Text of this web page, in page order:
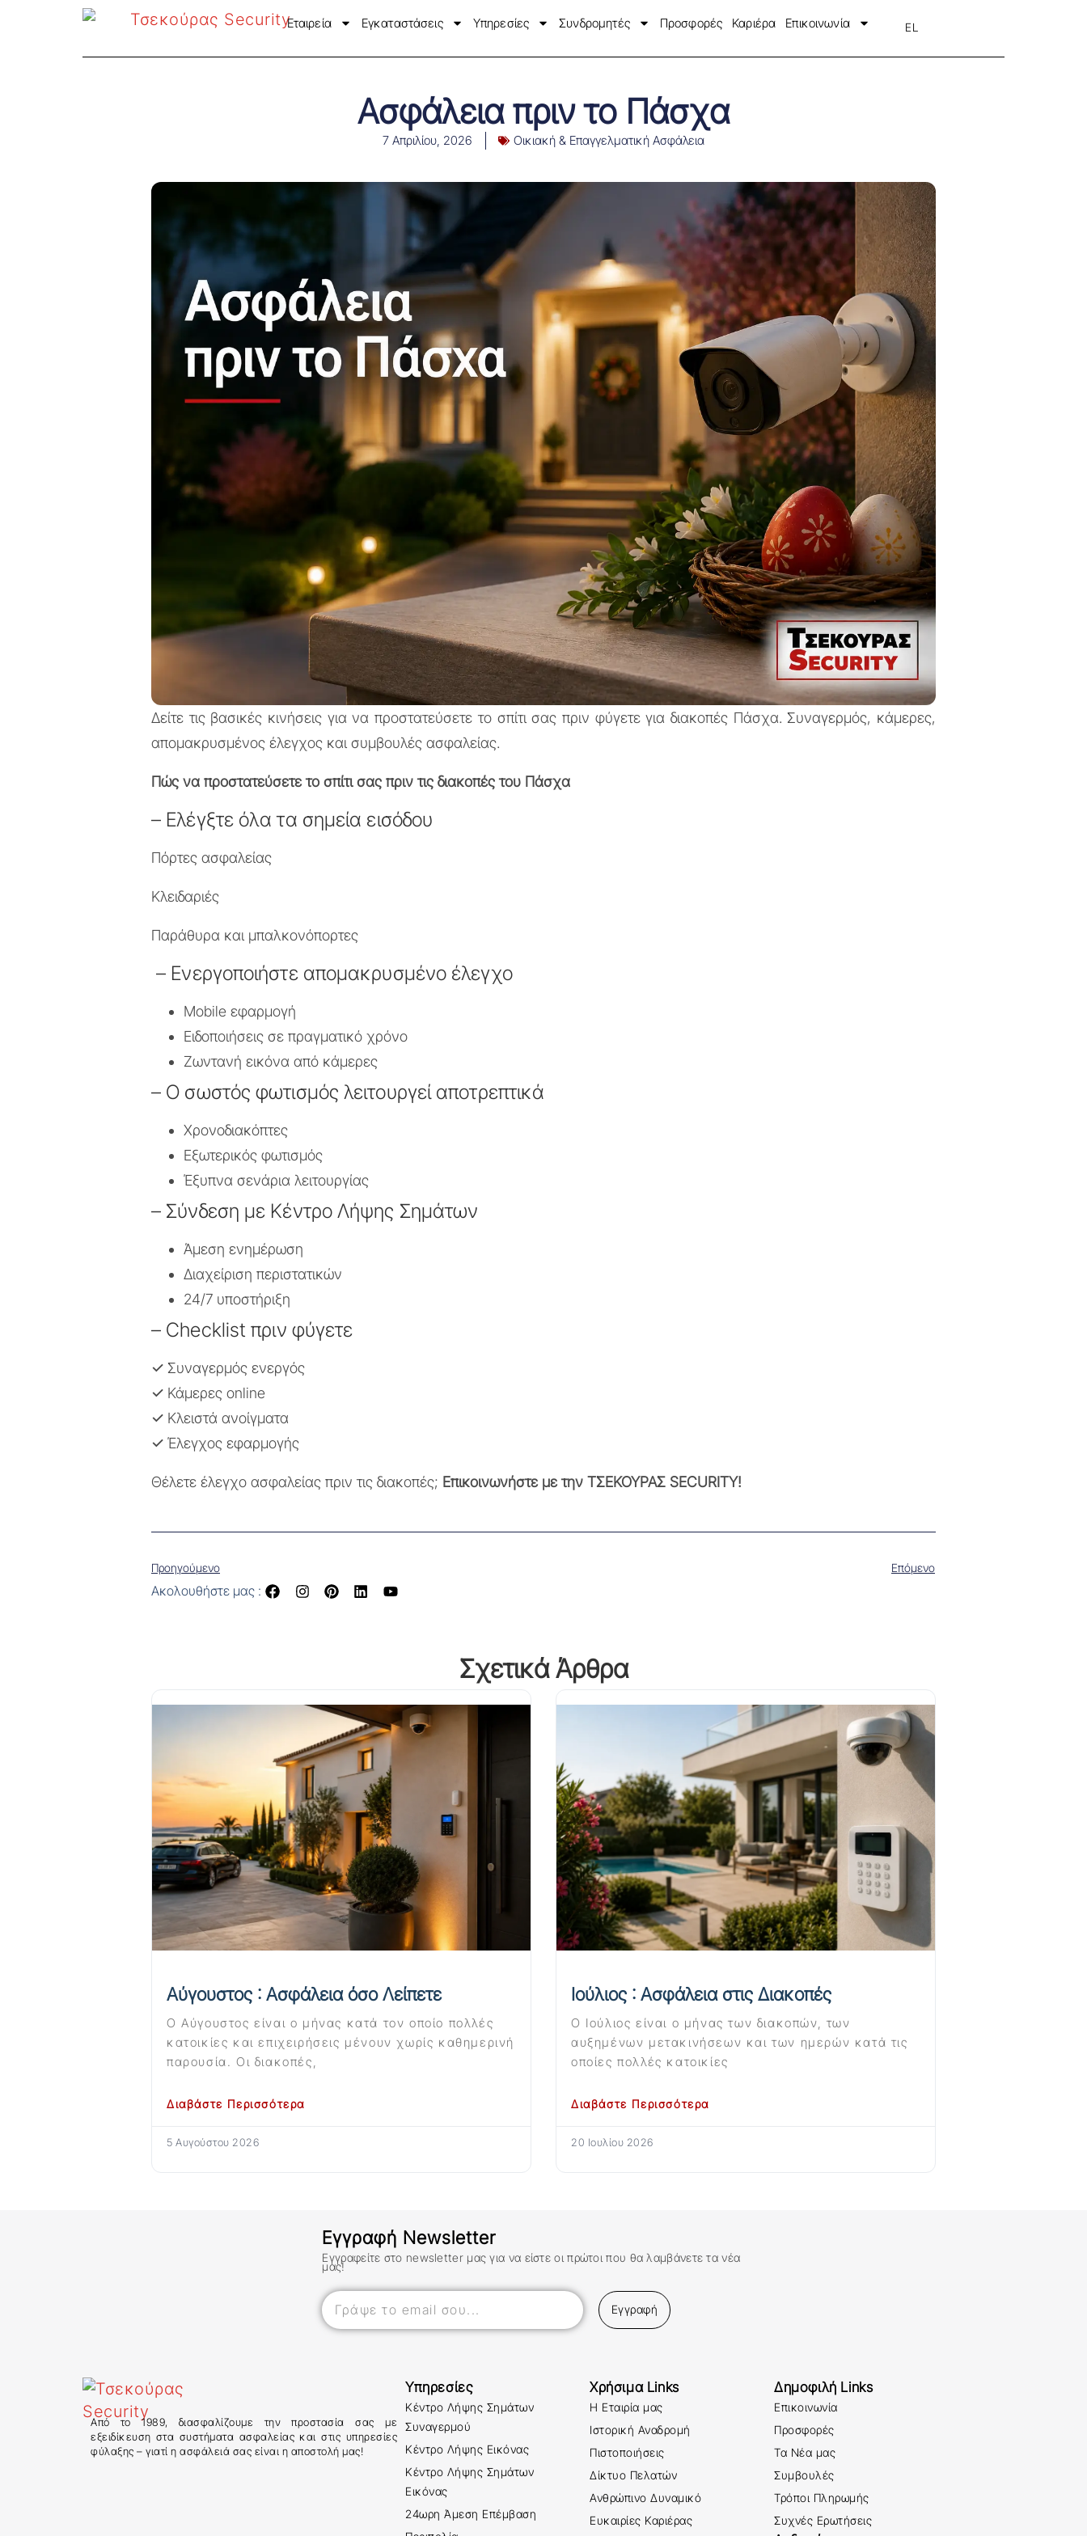
Εταιρεία Εγκαταστάσεις Υπηρεσίες Συνδρομητές Προσφορές Καριέρα Επικοινωνία EL
EN
Ασφάλεια πριν το Πάσχα
7 Απριλίου, 2026 Οικιακή & Επαγγελματική Ασφάλεια
Δείτε τις βασικές κινήσεις για να προστατεύσετε το σπίτι σας πριν φύγετε για διακοπές Πάσχα. Συναγερμός, κάμερες,
απομακρυσμένος έλεγχος και συμβουλές ασφαλείας.
Πώς να προστατεύσετε το σπίτι σας πριν τις διακοπές του Πάσχα
– Ελέγξτε όλα τα σημεία εισόδου
Πόρτες ασφαλείας
Κλειδαριές
Παράθυρα και μπαλκονόπορτες
– Ενεργοποιήστε απομακρυσμένο έλεγχο
Mobile εφαρμογή
Ειδοποιήσεις σε πραγματικό χρόνο
Ζωντανή εικόνα από κάμερες
– Ο σωστός φωτισμός λειτουργεί αποτρεπτικά
Χρονοδιακόπτες
Εξωτερικός φωτισμός
Έξυπνα σενάρια λειτουργίας
– Σύνδεση με Κέντρο Λήψης Σημάτων
Άμεση ενημέρωση
Διαχείριση περιστατικών
24/7 υποστήριξη
– Checklist πριν φύγετε
✓ Συναγερμός ενεργός
✓ Κάμερες online
✓ Κλειστά ανοίγματα
✓ Έλεγχος εφαρμογής
Θέλετε έλεγχο ασφαλείας πριν τις διακοπές; Επικοινωνήστε με την ΤΣΕΚΟΥΡΑΣ SECURITY!
Προηγούμενο Επόμενο
Ακολουθήστε μας :
Σχετικά Άρθρα
Αύγουστος : Ασφάλεια όσο Λείπετε
Ο Αύγουστος είναι ο μήνας κατά τον οποίο πολλές
κατοικίες και επιχειρήσεις μένουν χωρίς καθημερινή
παρουσία. Οι διακοπές,
Διαβάστε Περισσότερα
5 Αυγούστου 2026
Ιούλιος : Ασφάλεια στις Διακοπές
Ο Ιούλιος είναι ο μήνας των διακοπών, των
αυξημένων μετακινήσεων και των ημερών κατά τις
οποίες πολλές κατοικίες
Διαβάστε Περισσότερα
20 Ιουλίου 2026
Εγγραφή Newsletter
Εγγραφείτε στο newsletter μας για να είστε οι πρώτοι που θα λαμβάνετε τα νέα
μας!
Εγγραφή
Από το 1989, διασφαλίζουμε την προστασία σας με
εξειδίκευση στα συστήματα ασφαλείας και στις υπηρεσίες
φύλαξης – γιατί η ασφάλειά σας είναι η αποστολή μας!
Υπηρεσίες
Κέντρο Λήψης Σημάτων
Συναγερμού
Κέντρο Λήψης Εικόνας
Κέντρο Λήψης Σημάτων
Εικόνας
24ωρη Άμεση Επέμβαση
Χρήσιμα Links
Η Εταιρία μας
Ιστορική Αναδρομή
Πιστοποιήσεις
Δίκτυο Πελατών
Ανθρώπινο Δυναμικό
Ευκαιρίες Καριέρας
Δημοφιλή Links
Επικοινωνία
Προσφορές
Τα Νέα μας
Συμβουλές
Τρόποι Πληρωμής
Συχνές Ερωτήσεις